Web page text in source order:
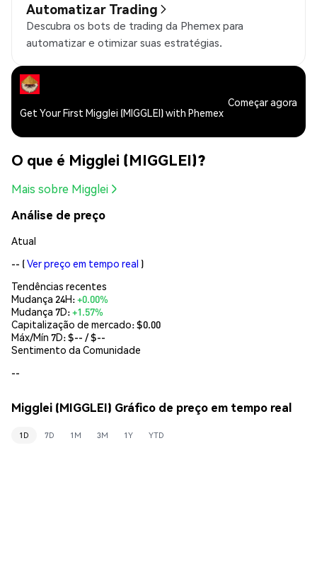
Automatizar Trading
Descubra os bots de trading da Phemex para
automatizar e otimizar suas estratégias.
Get Your First Migglei (MIGGLEI) with Phemex
Começar agora
O que é Migglei (MIGGLEI)?
Mais sobre Migglei
Análise de preço
Atual
-- (Ver preço em tempo real )
Tendências recentes
Mudança 24H:+0.00%
Mudança 7D:+1.57%
Capitalização de mercado:$0.00
Máx/Mín 7D: $-- / $--
Sentimento da Comunidade
--
Migglei (MIGGLEI) Gráfico de preço em tempo real
1D 7D 1M 3M 1Y YTD